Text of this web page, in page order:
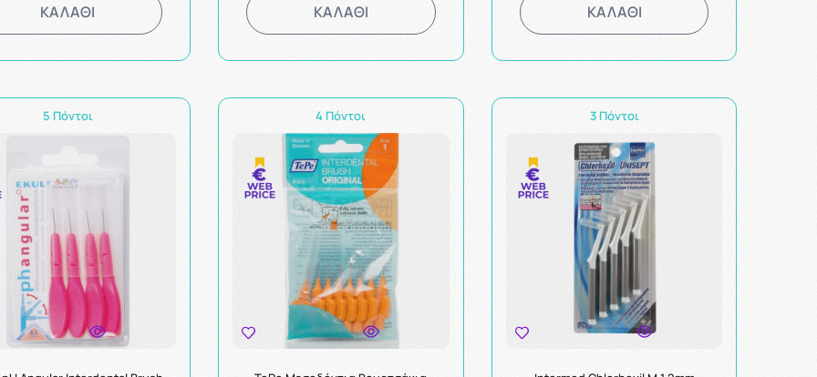
ΚΑΛΑΘΙ ΚΑΛΑΘΙ ΚΑΛΑΘΙ
5 Πόντοι 4 Πόντοι 3 Πόντοι